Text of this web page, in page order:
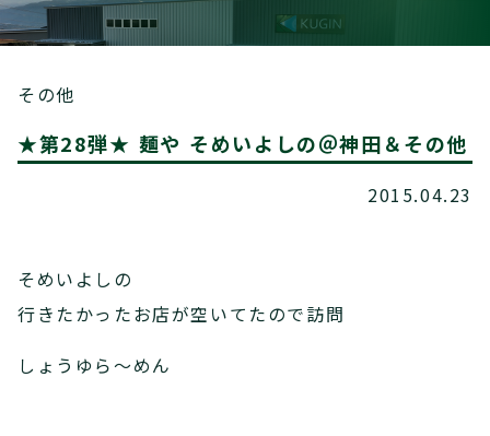
その他
★第28弾★ 麺や そめいよしの＠神田＆その他
2015.04.23
そめいよしの
行きたかったお店が空いてたので訪問
しょうゆら～めん